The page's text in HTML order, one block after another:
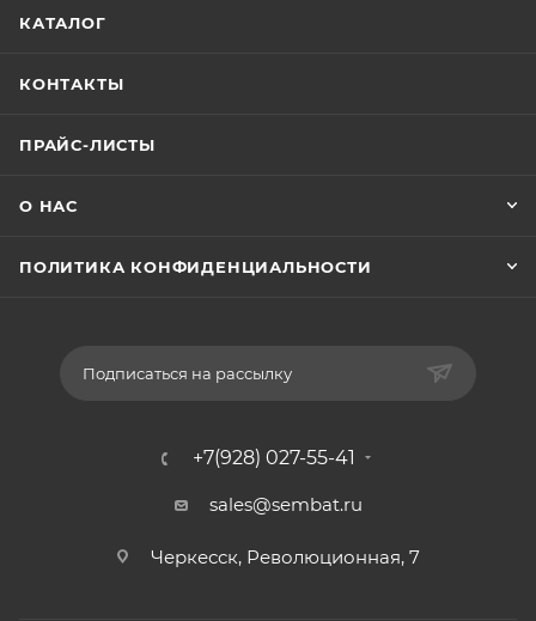
КАТАЛОГ
КОНТАКТЫ
ПРАЙС-ЛИСТЫ
О НАС
ПОЛИТИКА КОНФИДЕНЦИАЛЬНОСТИ
Подписаться на рассылку
+7(928) 027-55-41
sales@sembat.ru
Черкесск, Революционная, 7